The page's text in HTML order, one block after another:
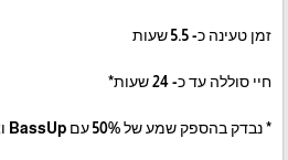
זמן טעינה כ- 5.5 שעות
חיי סוללה עד כ- 24 שעות*
* נבדק בהספק שמע של 50% עם BassUp ואפקטי תאורה כבויים